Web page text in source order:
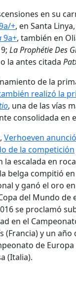
en su
+, en Santa
9a+, también en
La Prophétie Des
la antes citada
de la
realizó la
, una de las vías
consolidada en
Verhoeven
de la competición
la escalada en
belga compitió
y ganó el oro
del Mundo de
se proclamó
en el
(Francia) y un año
de
(Italia).